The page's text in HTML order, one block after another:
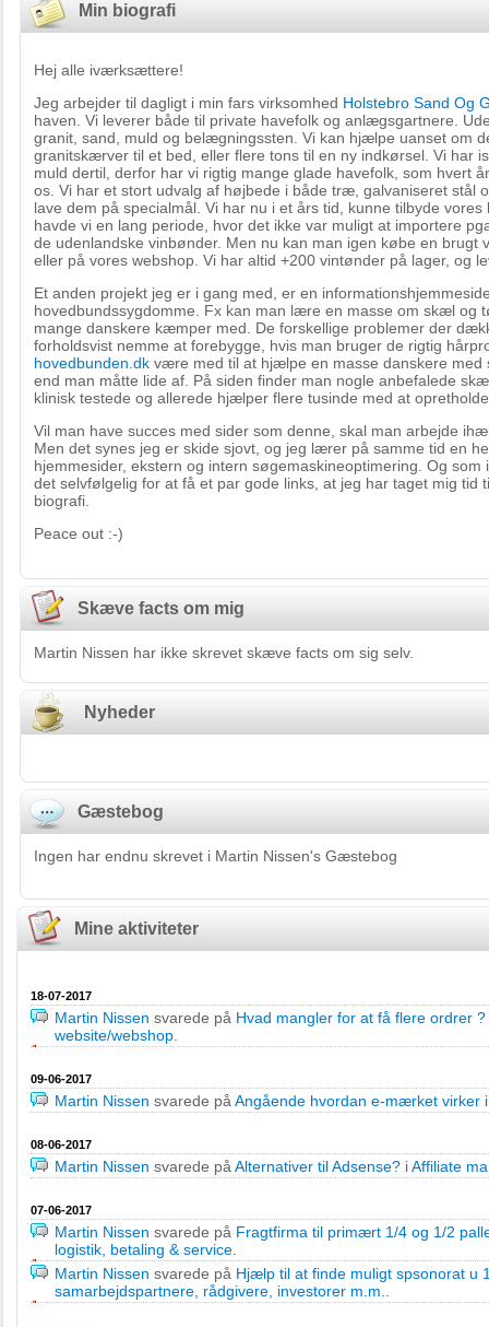
Min biografi
Hej alle iværksættere!
Jeg arbejder til dagligt i min fars virksomhed Holstebro Sand Og
haven. Vi leverer både til private havefolk og anlægsgartnere.
granit, sand, muld og belægningssten. Vi kan hjælpe uanset om
granitskærver til et bed, eller flere tons til en ny indkørsel. Vi har
muld dertil, derfor har vi rigtig mange glade havefolk, som hvert
os. Vi har et stort udvalg af højbede i både træ, galvaniseret stål
lave dem på specialmål. Vi har nu i et års tid, kunne tilbyde
havde vi en lang periode, hvor det ikke var muligt at importere
de udenlandske vinbønder. Men nu kan man igen købe en brugt
eller på vores webshop. Vi har altid +200 vintønder på lager, og
Et anden projekt jeg er i gang med, er en
hovedbundssygdomme. Fx kan man lære en masse om skæl og
mange danskere kæmper med. De forskellige problemer der
forholdsvist nemme at forebygge, hvis man bruger de rigtig
hovedbunden.dk være med til at hjælpe en masse danskere
end man måtte lide af. På siden finder man nogle anbefalede
klinisk testede og allerede hjælper flere tusinde med at
Vil man have succes med sider som denne, skal man arbejde
Men det synes jeg er skide sjovt, og jeg lærer på samme tid en
hjemmesider, ekstern og intern søgemaskineoptimering. Og
det selvfølgelig for at få et par gode links, at jeg har taget mig tid
biografi.
Peace out :-)
Skæve facts om mig
Martin Nissen har ikke skrevet skæve facts om sig selv.
Nyheder
Gæstebog
Ingen har endnu skrevet i Martin Nissen's Gæstebog
Mine aktiviteter
18-07-2017
Martin Nissen svarede på Hvad mangler for at få flere ordrer ?
website/webshop
09-06-2017
Martin Nissen svarede på Angående hvordan e-mærket virker
08-06-2017
Martin Nissen svarede på Alternativer til Adsense? iAffiliate
07-06-2017
Martin Nissen svarede på Fragtfirma til primært 1/4 og 1/2
logistik, betaling & service
Martin Nissen svarede på Hjælp til at finde muligt spsonorat u
samarbejdspartnere, rådgivere, investorer m.m.